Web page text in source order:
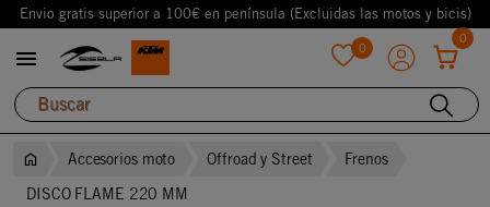
Envio gratis superior a 100€ en península (Excluidas las motos y bicis)
 0
0
Accesorios moto Offroad y Street
Frenos
DISCO FLAME 220 MM